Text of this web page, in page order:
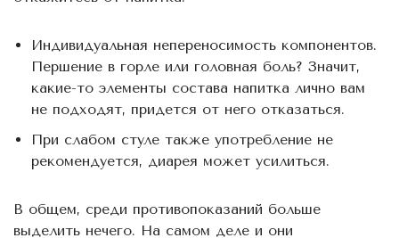
Индивидуальная непереносимость компонентов.
Першение в горле или головная боль? Значит,
какие-то элементы состава напитка лично вам
не подходят, придется от него отказаться.
При слабом стуле также употребление не
рекомендуется, диарея может усилиться.
В общем, среди противопоказаний больше
выделить нечего. На самом деле и они